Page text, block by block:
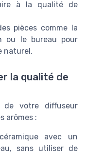
à la qualité de
pièces comme la
ou le bureau pour
naturel.
la qualité de
de votre diffuseur
arômes :
avec un
sans utiliser de